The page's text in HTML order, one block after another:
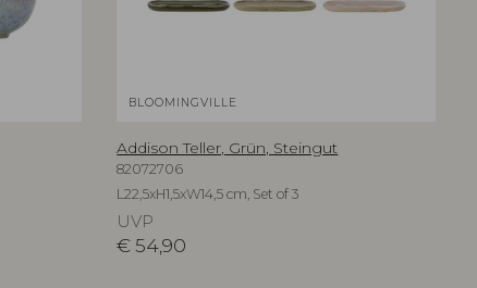
BLOOMINGVILLE
Addison Teller, Grün, Steingut
82072706
L22,5xH1,5xW14,5 cm, Set of 3
UVP
€ 54,90